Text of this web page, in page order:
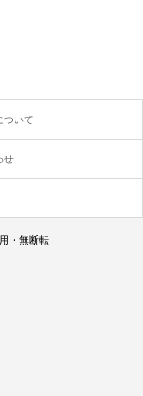
ついて
せ
・無断転